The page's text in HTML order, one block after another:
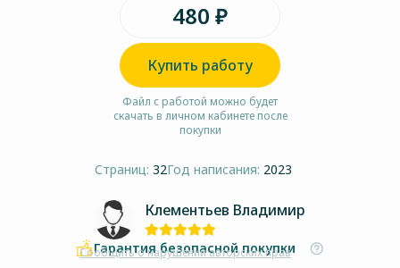
480 ₽
Купить работу
Файл с работой можно будет
скачать в личном кабинете после
покупки
Страниц: 32Год написания: 2023
Клементьев Владимир
Сообщить о нарушении авторских прав
Гарантия безопасной покупки